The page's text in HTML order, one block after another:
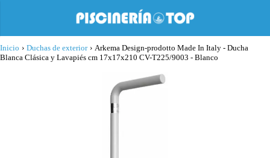
Inicio › Duchas de exterior › Arkema Design-prodotto Made In Italy - Ducha
Blanca Clásica y Lavapiés cm 17x17x210 CV-T225/9003 - Blanco